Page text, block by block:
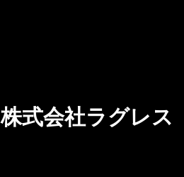
株式会社ラグレス